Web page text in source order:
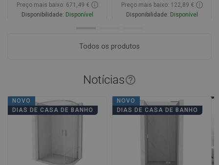
Preço mais baixo: 671,49 €
Disponibilidade: Disponível
Preço mais baixo: 122,89 €
Disponibilidade: Disponível
Todos os produtos
Notíciashelp_outline
NOVO
DIAS DE CASA DE BANHO
NOVO
DIAS DE CASA DE BANHO